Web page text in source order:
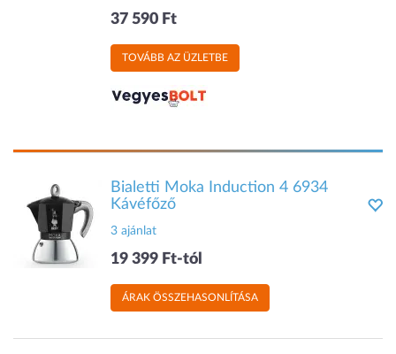
37 590 Ft
TOVÁBB AZ ÜZLETBE
Bialetti Moka Induction 4 6934
Kávéfőző
3 ajánlat
19 399 Ft-tól
ÁRAK ÖSSZEHASONLÍTÁSA